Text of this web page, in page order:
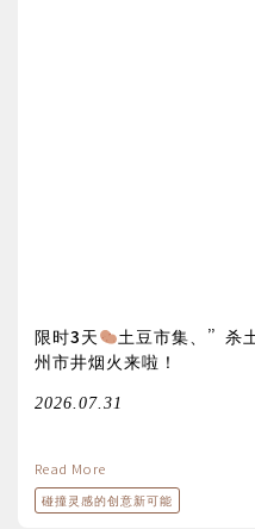
限时3天
土豆市集、”杀
州市井烟火来啦！
2026.07.31
Read More
碰撞灵感的创意新可能